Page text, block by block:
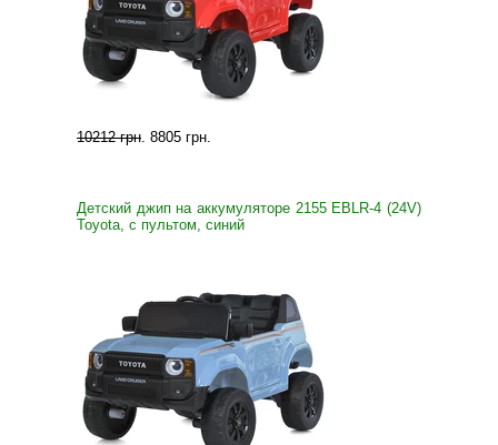
10212 грн. 8805 грн.
Детский джип на аккумуляторе 2155 EBLR-4 (24V)
Toyota, с пультом, синий